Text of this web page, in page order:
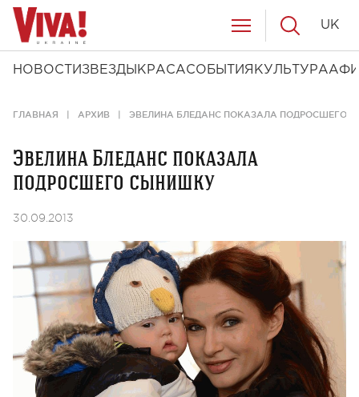
НОВОСТИ ЗВЕЗДЫ КРАСАСОБЫТИЯ КУЛЬТУРА
UK
ГЛАВНАЯ АРХИВ ЭВЕЛИНА БЛЕДАНС ПОКАЗАЛА ПОДРОСШЕГО
Эвелина Бледанс показала
подросшего сынишку
30.09.2013